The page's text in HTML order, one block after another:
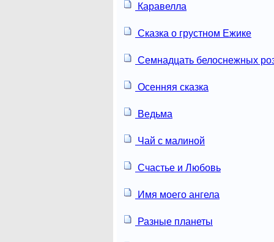
Каравелла
Сказка о грустном Ежике
Семнадцать белоснежных
Осенняя сказка
Ведьма
Чай с малиной
Счастье и Любовь
Имя моего ангела
Разные планеты